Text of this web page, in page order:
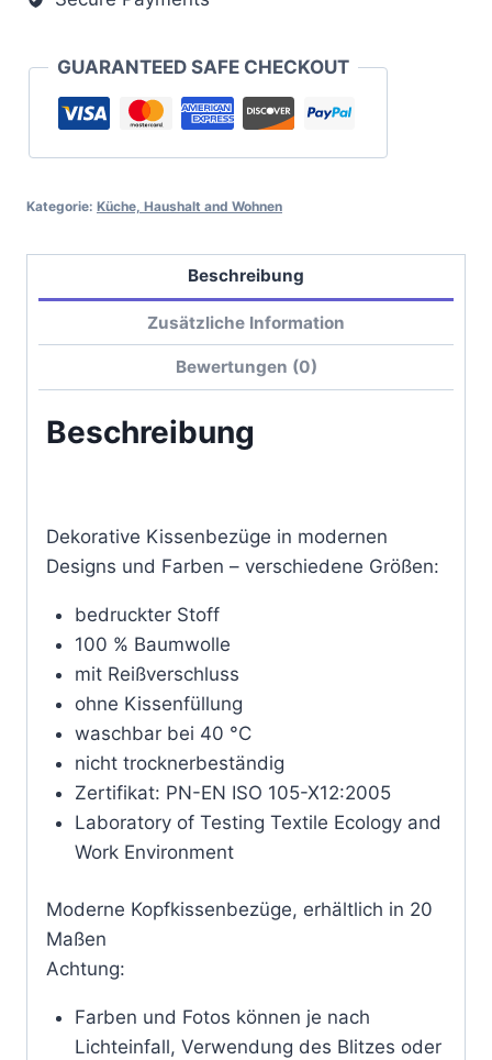
GUARANTEED SAFE CHECKOUT
Kategorie: Küche, Haushalt and Wohnen
Beschreibung
Zusätzliche Information
Bewertungen (0)
Beschreibung
Dekorative Kissenbezüge in modernen
Designs und Farben – verschiedene Größen:
bedruckter Stoff
100 % Baumwolle
mit Reißverschluss
ohne Kissenfüllung
waschbar bei 40 °C
nicht trocknerbeständig
Zertifikat: PN-EN ISO 105-X12:2005
Laboratory of Testing Textile Ecology and
Work Environment
Moderne Kopfkissenbezüge, erhältlich in 20
Maßen
Achtung:
Farben und Fotos können je nach
Lichteinfall, Verwendung des Blitzes oder